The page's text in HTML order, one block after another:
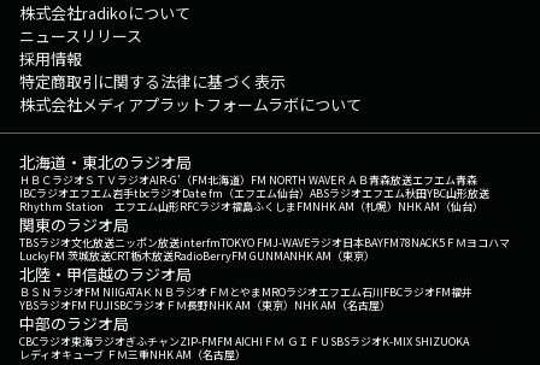
株式会社radikoについて
ニュースリリース
採用情報
特定商取引に関する法律に基づく表示
株式会社メディアプラットフォームラボについて
北海道・東北のラジオ局
ＨＢＣラジオＳＴＶラジオAIR-G'（FM北海道） FM NORTH WAVEＲＡＢ青森放送エフエム青森
IBCラジオエフエム岩手tbcラジオDate fm（エフエム仙台） ABSラジオエフエム秋田YBC山形放送
Rhythm Station エフエム山形RFCラジオ福島ふくしまFMNHK AM（札幌） NHK AM（仙台）
関東のラジオ局
TBSラジオ文化放送ニッポン放送interfmTOKYO FMJ-WAVEラジオ日本BAYFM78NACK5 ＦＭヨコハマ
LuckyFM 茨城放送CRT栃木放送RadioBerryFM GUNMANHK AM（東京）
北陸・甲信越のラジオ局
ＢＳＮラジオFM NIIGATAＫＮＢラジオ ＦＭとやまMROラジオエフエム石川FBCラジオFM福井
YBSラジオFM FUJISBCラジオ ＦＭ長野NHK AM（東京） NHK AM（名古屋）
中部のラジオ局
CBCラジオ東海ラジオぎふチャンZIP-FMFM AICHI ＦＭ ＧＩＦＵ SBSラジオK-MIX SHIZUOKA
レディオキューブ ＦＭ三重NHK AM（名古屋）